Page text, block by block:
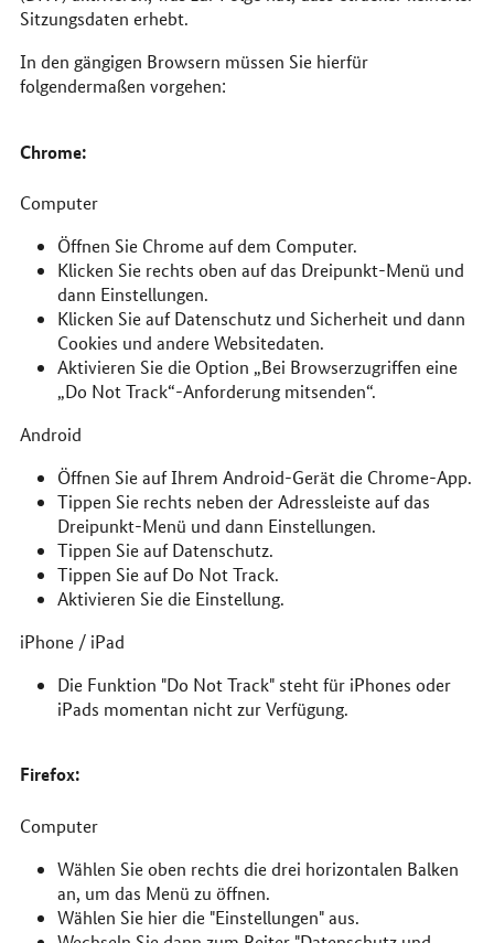
Sitzungsdaten erhebt.
In den gängigen Browsern müssen Sie hierfür
folgendermaßen vorgehen:
Chrome:
Computer
Öffnen Sie Chrome auf dem Computer.
Klicken Sie rechts oben auf das Dreipunkt-Menü und
dann Einstellungen.
Klicken Sie auf Datenschutz und Sicherheit und dann
Cookies und andere Websitedaten.
Aktivieren Sie die Option „Bei Browserzugriffen eine
„Do Not Track“-Anforderung mitsenden“.
Android
Öffnen Sie auf Ihrem Android-Gerät die Chrome-App.
Tippen Sie rechts neben der Adressleiste auf das
Dreipunkt-Menü und dann Einstellungen.
Tippen Sie auf Datenschutz.
Tippen Sie auf Do Not Track.
Aktivieren Sie die Einstellung.
iPhone / iPad
Die Funktion "Do Not Track" steht für iPhones oder
iPads momentan nicht zur Verfügung.
Firefox:
Computer
Wählen Sie oben rechts die drei horizontalen Balken
an, um das Menü zu öffnen.
Wählen Sie hier die "Einstellungen" aus.